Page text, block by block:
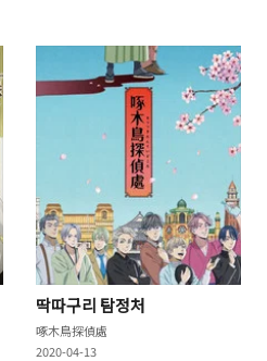
딱따구리 탐정처
啄木鳥探偵處
2020-04-13